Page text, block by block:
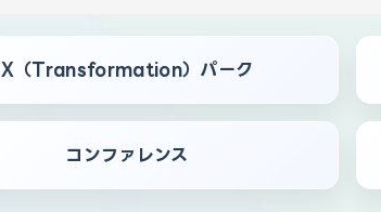
X（Transformation）パーク
コンファレンス